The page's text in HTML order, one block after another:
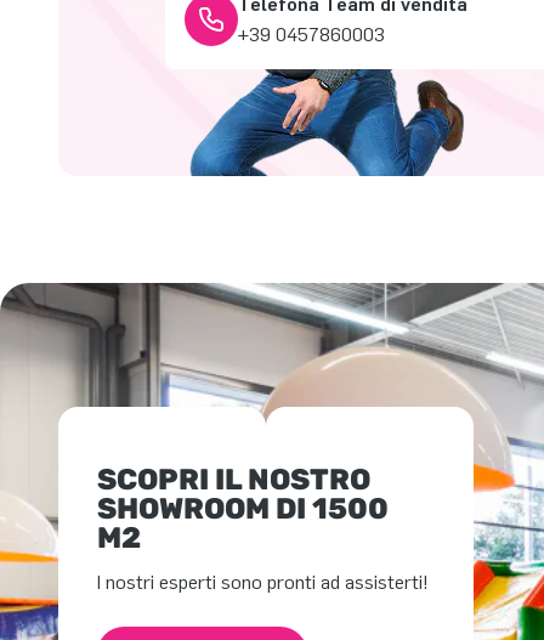
+39 0457860003
SCOPRI IL NOSTRO
SHOWROOM DI 1500
M2
I nostri esperti sono pronti ad assisterti!